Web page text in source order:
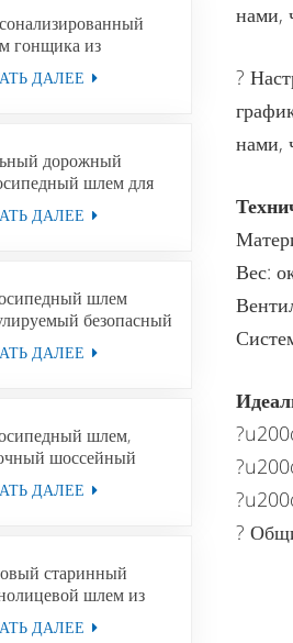
гонщика из
на заказ
ДАЛЕЕ
дорожный
шлем для
унисекс,
шлем для
ДАЛЕЕ
шлем
безопасный
MTB
скоростной
велосипедный
ДАЛЕЕ
шлем,
шоссейный
шлем для
и женщин,
ДАЛЕЕ
старинный
шлем из
для
ДАЛЕЕ
нами,
?
нами,
Вес:
?